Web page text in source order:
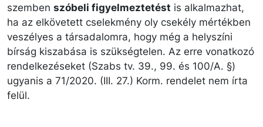
szemben szóbeli figyelmeztetést is alkalmazhat,
ha az elkövetett cselekmény oly csekély mértékben
veszélyes a társadalomra, hogy még a helyszíni
bírság kiszabása is szükségtelen. Az erre vonatkozó
rendelkezéseket (Szabs tv. 39., 99. és 100/A. §)
ugyanis a 71/2020. (III. 27.) Korm. rendelet nem írta
felül.